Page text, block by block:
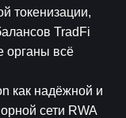
токенизации,
TradFi
органы всё
как надёжной и
сети RWA